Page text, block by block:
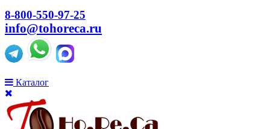
8-800-550-97-25
info@tohoreca.ru
Каталог